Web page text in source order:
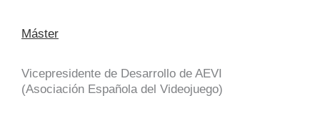
Máster
Vicepresidente de Desarrollo de AEVI
(Asociación Española del Videojuego)